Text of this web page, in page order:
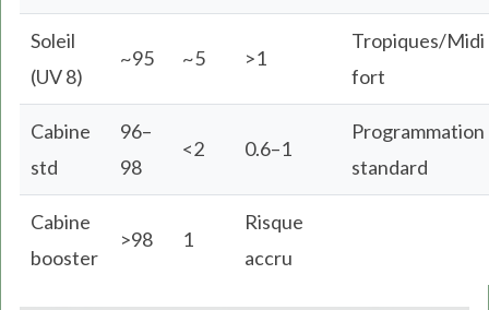
Soleil
(UV 8)
~95 ~5 >1
Tropiques/Midi
fort
Cabine
std
96–
98
<2 0.6–1
Programmation
standard
Cabine
booster
>98 1
Risque
accru